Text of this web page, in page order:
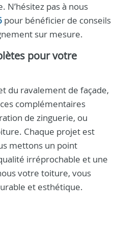
pas à nous
pour bénéficier de conseils
sur mesure.
pour votre
du ravalement de façade,
complémentaires
de zinguerie, ou
Chaque projet est
mettons un point
irréprochable et une
votre toiture, vous
et esthétique.